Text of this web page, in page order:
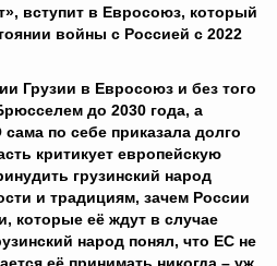
вступит в Евросоюз, который
войны с Россией с 2022
Грузии в Евросоюз и без того
до 2030 года, а
по себе приказала долго
критикует европейскую
грузинский народ
и традициям, зачем России
которые её ждут в случае
народ понял, что ЕС не